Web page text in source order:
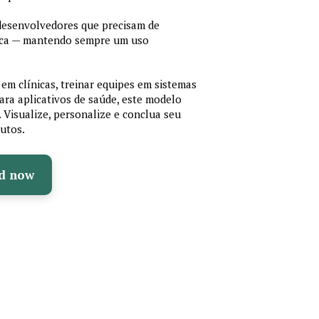
que precisam de
— mantendo sempre um uso
clínicas, treinar equipes em sistemas
aplicativos de saúde, este modelo
personalize e conclua seu
now